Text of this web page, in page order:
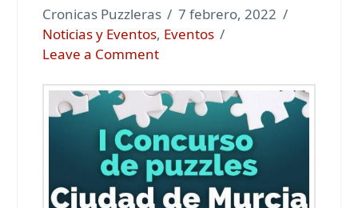
Cronicas Puzzleras
7 febrero, 2022
Noticias y Eventos, Eventos
Leave a Comment